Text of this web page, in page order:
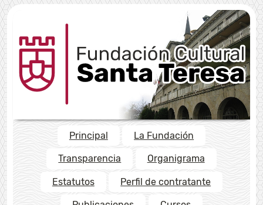
Principal La Fundación
Transparencia Organigrama
Estatutos Perfil de contratante